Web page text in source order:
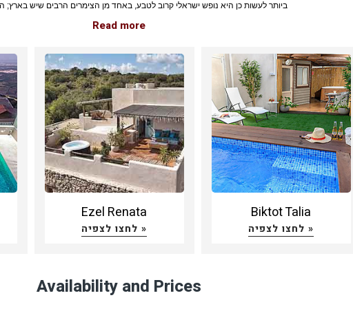
ביותר לעשות כן היא נופש ישראלי קרוב לטבע, באחד מן הצימרים הרבים שיש בארץ;
של החופשה יהיה במידה והחלטתם לפנק את עצמכם ולבחור צימרים עם ספא
מלבד המנוחה הרגילה והמבורכת ממנה תהנו בכל צימר אליו תצאו, במקרה של
טיפולים תהנו גם מטיפולים שונים ומפנקים, ממריצים או מרגיעים, ועיסויים מסוגים
מאוד למי שסובל ממתח.
צימרים עם ספא טיפולים יציעו לכם מגוון דרכים שונות להעשיר את הנופש לכם –
סאונה רטובה המעודדות הזעה טבעית וניקוז רעלים מן הגוף; ג'קוזי ספא מהביל
שמעסים ומרגיעים את שרירי הגוף; עיסויים שונים כמו עיסוי שוודי מסורתי, עיסוי
בשמנים ארומתרפיים, עיסוי אינדיאני עם אבנים חמות, עיסוי איורוודי בנוסח הודי,
בלחיצות בנקודות שונות על גבי המרידיאנים, רפלקסולוגיה המעסה את הנקודות בכף
לחופשה מושלמת מכל הבחינות, שתחזיר אתכם לחיי היום יום כשאתם נינוחים ושלווים
Read more
Ezel Renata
לחצו לצפיה »
Biktot Talia
לחצו לצפיה »
Availability and Prices